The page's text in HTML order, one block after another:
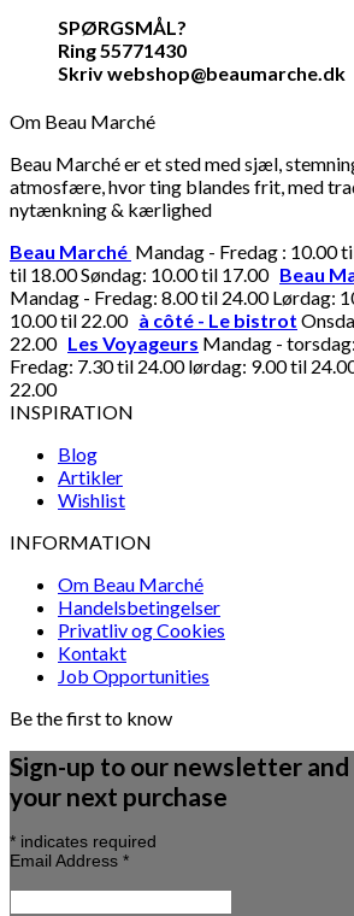
SPØRGSMÅL?
Ring 55771430
Skriv webshop@beaumarche.dk
Om Beau Marché
Beau Marché er et sted med sjæl,
atmosfære, hvor ting blandes frit, med
nytænkning & kærlighed
Beau Marché Mandag - Fredag : 10.00
til 18.00 Søndag: 10.00 til 17.00 Beau
Mandag - Fredag: 8.00 til 24.00 Lørdag:
10.00 til 22.00 à côté - Le bistrot
22.00 Les Voyageurs Mandag -
Fredag: 7.30 til 24.00 lørdag: 9.00 til
22.00
INSPIRATION
Blog
Artikler
Wishlist
INFORMATION
Om Beau Marché
Handelsbetingelser
Privatliv og Cookies
Kontakt
Job Opportunities
Be the first to know
Sign-up to our newsletter
your next purchase
* indicates required
Email Address *